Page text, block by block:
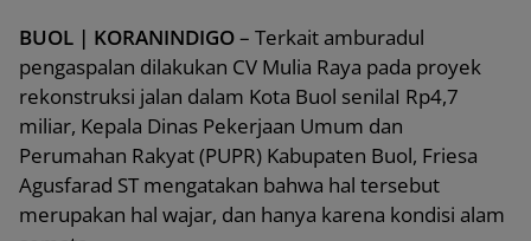
BUOL | KORANINDIGO– Terkait amburadul
pengaspalan dilakukan CV Mulia Raya pada proyek
rekonstruksi jalan dalam Kota Buol senilaI Rp4,7
miliar, Kepala Dinas Pekerjaan Umum dan
Perumahan Rakyat (PUPR) Kabupaten Buol, Friesa
Agusfarad ST mengatakan bahwa hal tersebut
merupakan hal wajar, dan hanya karena kondisi alam